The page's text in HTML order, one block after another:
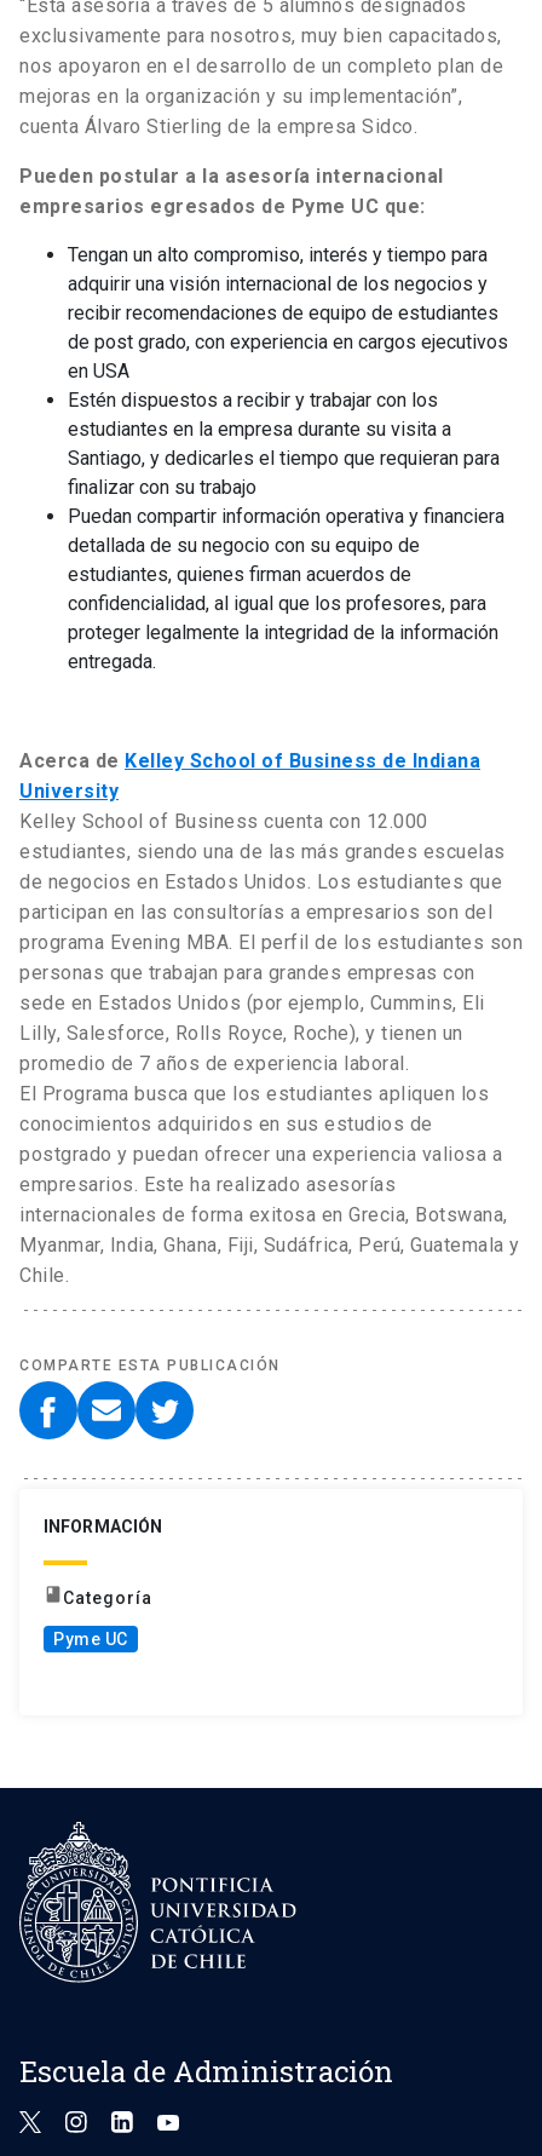
“Esta asesoría a través de 5 alumnos designados
exclusivamente para nosotros, muy bien capacitados,
nos apoyaron en el desarrollo de un completo plan de
mejoras en la organización y su implementación”,
cuenta Álvaro Stierling de la empresa Sidco.
Pueden postular a la asesoría internacional
empresarios egresados de Pyme UC que:
Tengan un alto compromiso, interés y tiempo para
adquirir una visión internacional de los negocios y
recibir recomendaciones de equipo de estudiantes
de post grado, con experiencia en cargos ejecutivos
en USA
Estén dispuestos a recibir y trabajar con los
estudiantes en la empresa durante su visita a
Santiago, y dedicarles el tiempo que requieran para
finalizar con su trabajo
Puedan compartir información operativa y financiera
detallada de su negocio con su equipo de
estudiantes, quienes firman acuerdos de
confidencialidad, al igual que los profesores, para
proteger legalmente la integridad de la información
entregada.
Acerca de Kelley School of Business de Indiana
University
Kelley School of Business cuenta con 12.000
estudiantes, siendo una de las más grandes escuelas
de negocios en Estados Unidos. Los estudiantes que
participan en las consultorías a empresarios son del
programa Evening MBA. El perfil de los estudiantes son
personas que trabajan para grandes empresas con
sede en Estados Unidos (por ejemplo, Cummins, Eli
Lilly, Salesforce, Rolls Royce, Roche), y tienen un
promedio de 7 años de experiencia laboral.
El Programa busca que los estudiantes apliquen los
conocimientos adquiridos en sus estudios de
postgrado y puedan ofrecer una experiencia valiosa a
empresarios. Este ha realizado asesorías
internacionales de forma exitosa en Grecia, Botswana,
Myanmar, India, Ghana, Fiji, Sudáfrica, Perú, Guatemala y
Chile.
COMPARTE ESTA PUBLICACIÓN
INFORMACIÓN
book Categoría
Pyme UC
Escuela de Administración